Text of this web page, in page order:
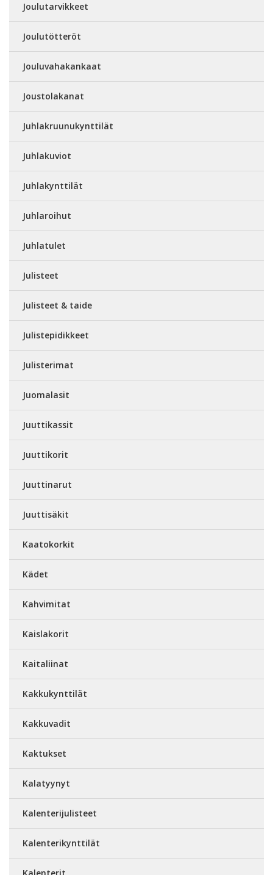
Joulutarvikkeet
Joulutötteröt
Jouluvahakankaat
Joustolakanat
Juhlakruunukynttilät
Juhlakuviot
Juhlakynttilät
Juhlaroihut
Juhlatulet
Julisteet
Julisteet & taide
Julistepidikkeet
Julisterimat
Juomalasit
Juuttikassit
Juuttikorit
Juuttinarut
Juuttisäkit
Kaatokorkit
Kädet
Kahvimitat
Kaislakorit
Kaitaliinat
Kakkukynttilät
Kakkuvadit
Kaktukset
Kalatyynyt
Kalenterijulisteet
Kalenterikynttilät